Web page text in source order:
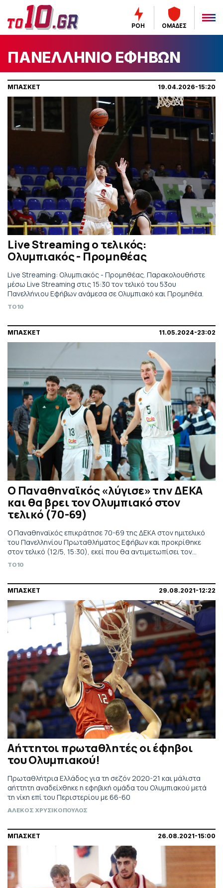
ΡΟΗ ΟΜΑΔΕΣ
ΠΑΝΕΛΛΗΝΙΟ ΕΦΗΒΩΝ
ΜΠΑΣΚΕΤ 19.04.2026-15:20
Live Streaming ο τελικός:
Ολυμπιακός - Προμηθέας
Live Streaming: Ολυμπιακός - Προμηθέας. Παρακολουθήστε
μέσω Live Streaming στις 15:30 τον τελικό του 53ου
Πανελλήνιου Εφήβων ανάμεσα σε Ολυμπιακό και Προμηθέα.
TO10
ΜΠΑΣΚΕΤ 11.05.2024-23:02
Ο Παναθηναϊκός «λύγισε» την ΔΕΚΑ
και θα βρει τον Ολυμπιακό στον
τελικό (70-69)
Ο Παναθηναϊκός επικράτησε 70-69 της ΔΕΚΑ στον ημιτελικό
του Πανελληνίου Πρωταθλήματος Εφήβων και προκρίθηκε
στον τελικό (12/5, 15:30), εκεί που θα αντιμετωπίσει τον
Ολυμπιακό.
TO10
ΜΠΑΣΚΕΤ 29.08.2021-12:22
Αήττητοι πρωταθλητές οι έφηβοι
του Ολυμπιακού!
Πρωταθλήτρια Ελλάδος για τη σεζόν 2020-21 και μάλιστα
αήττητη αναδείχθηκε η εφηβική ομάδα του Ολυμπιακού μετά
τη νίκη επί του Περιστερίου με 66-60
ΑΛΕΚΟΣ ΧΡΥΣΙΚΟΠΟΥΛΟΣ
ΜΠΑΣΚΕΤ 26.08.2021-15:00